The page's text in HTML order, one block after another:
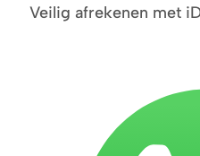
Veilig afrekenen met